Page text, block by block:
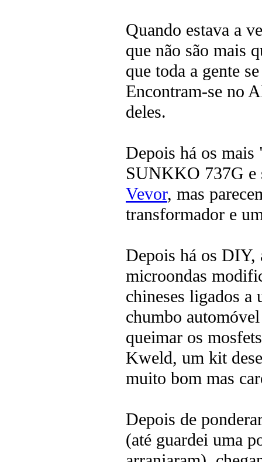
Quando estava a
que não são mais
que toda a gente
Encontram-se no
deles.
Depois há os mais
SUNKKO 737G e
Vevor, mas
transformador e
Depois há os DIY,
microondas
chineses ligados a
chumbo
queimar os
Kweld, um kit
muito bom mas
Depois de
(até guardei uma